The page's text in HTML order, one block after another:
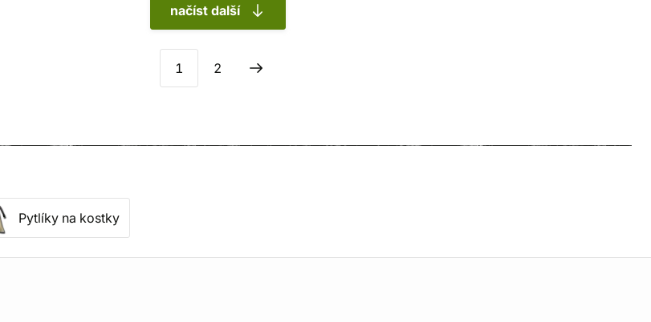
načíst další
1 2
Pytlíky na kostky